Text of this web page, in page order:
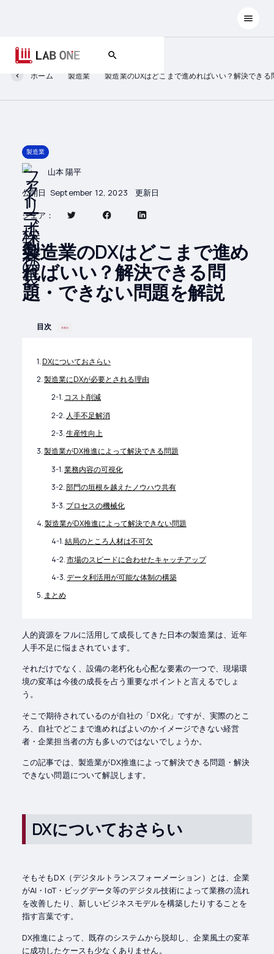
ホーム 製造業 製造業のDXはどこまで進めればいい？解決でき
製造業
山本 陽平
公開日 September 12, 2023 更新日
シェア：
製造業のDXはどこまで進め
ればいい？解決できる問
題・できない問題を解説
目次 非表示
DXについておさらい
製造業にDXが必要とされる理由
コスト削減
人手不足解消
生産性向上
製造業がDX推進によって解決できる問題
業務内容の可視化
部門の垣根を越えたノウハウ共有
プロセスの機械化
製造業がDX推進によって解決できない問題
結局のところ人材は不可欠
市場のスピードに合わせたキャッチアップ
データ利活用が可能な体制の構築
まとめ
人的資源をフルに活用して成長してきた日本の製造業は、近年
人手不足に悩まされています。
それだけでなく、設備の老朽化も心配な要素の一つで、現場環
境の変革は今後の成長を占う重要なポイントと言えるでしょ
う。
そこで期待されているのが自社の「DX化」ですが、実際のとこ
ろ、自社でどこまで進めればよいのかイメージできない経営
者・企業担当者の方も多いのではないでしょうか。
この記事では、製造業がDX推進によって解決できる問題・解決
できない問題について解説します。
DXについておさらい
そもそもDX（デジタルトランスフォーメーション）とは、企業
がAI・IoT・ビッグデータ等のデジタル技術によって業務の流れ
を改善したり、新しいビジネスモデルを構築したりすることを
指す言葉です。
DX推進によって、既存のシステムから脱却し、企業風土の変革
に成功したケースも少なくありません。